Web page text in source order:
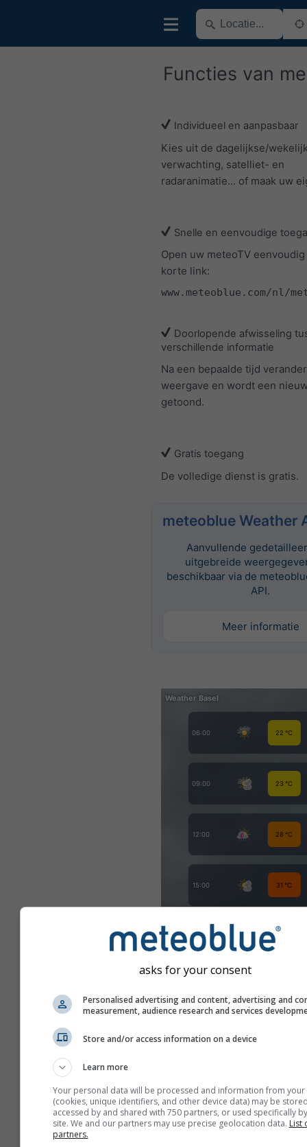
Functies van
Individueel en aanpasbaar
Kies uit de dagelijkse/
verwachting, satelliet- en
radaranimatie... of maak uw
Snelle en eenvoudige
Open uw meteoTV
korte link:
www.meteoblue.com/nl/
Doorlopende afwisseling
verschillende informatie
Na een bepaalde tijd
weergave en wordt een
getoond.
Gratis toegang
De volledige dienst is gratis.
meteoblue Weather
Aanvullende
uitgebreide
beschikbaar via de
API.
Meer informatie
asks for your consent
Personalised advertising and content, advertising and
measurement, audience research and services
Store and/or access information on a device
Learn more
Your personal data will be processed and information from your
(cookies, unique identifiers, and other device data) may be
accessed by and shared with 750 partners, or used specifically
site. We and our partners may use precise geolocation data. List
partners.